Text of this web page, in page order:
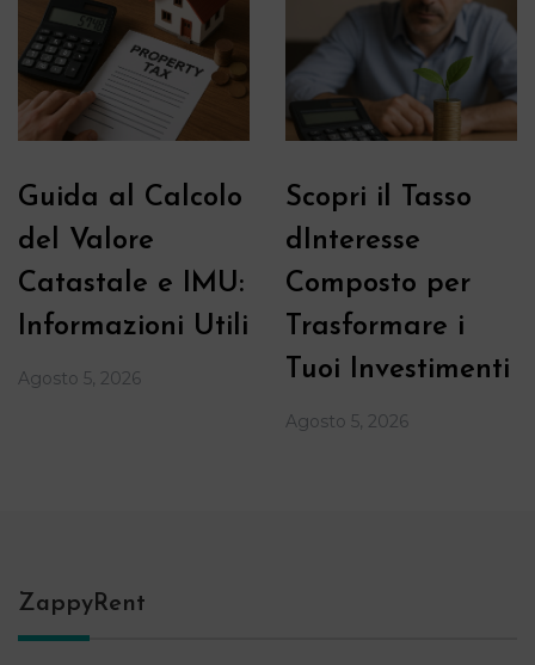
Guida al Calcolo
del Valore
Catastale e IMU:
Informazioni Utili
Agosto 5, 2026
Scopri il Tasso
dInteresse
Composto per
Trasformare i
Tuoi Investimenti
Agosto 5, 2026
ZappyRent